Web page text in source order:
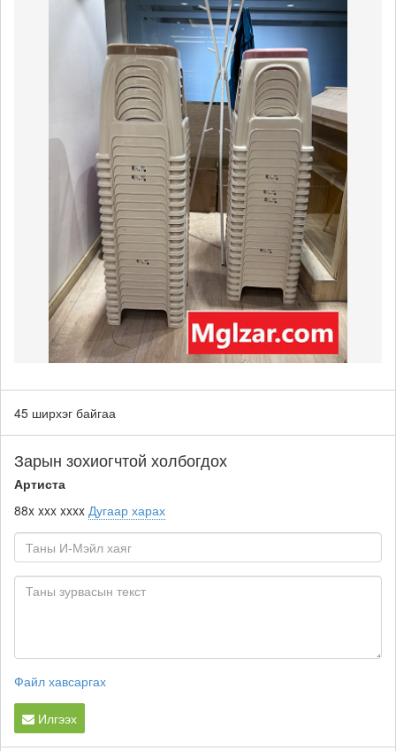
45 ширхэг байгаа
Зарын зохиогчтой холбогдох
Артиста
88x xxx xxxx Дугаар харах
Файл хавсаргах
Илгээх